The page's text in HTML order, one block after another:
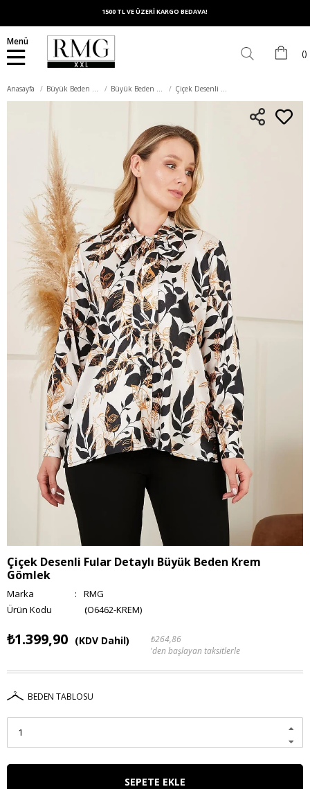
1500 TL VE ÜZERİ KARGO BEDAVA!
Menü
Anasayfa Büyük Beden Üst Giyim Büyük Beden Gömlek Çiçek Desenli Fular Detaylı Büyük Beden Krem Gömlek
Çiçek Desenli Fular Detaylı Büyük Beden Krem
Gömlek
Marka :
RMG
(O6462-KREM)
₺1.399,90 (KDV Dahil)
₺264,86
'den başlayan taksitlerle
BEDEN TABLOSU